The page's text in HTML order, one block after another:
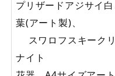
プリザードアジサイ
葉(アート製)、
スワロフスキーク
ナイト